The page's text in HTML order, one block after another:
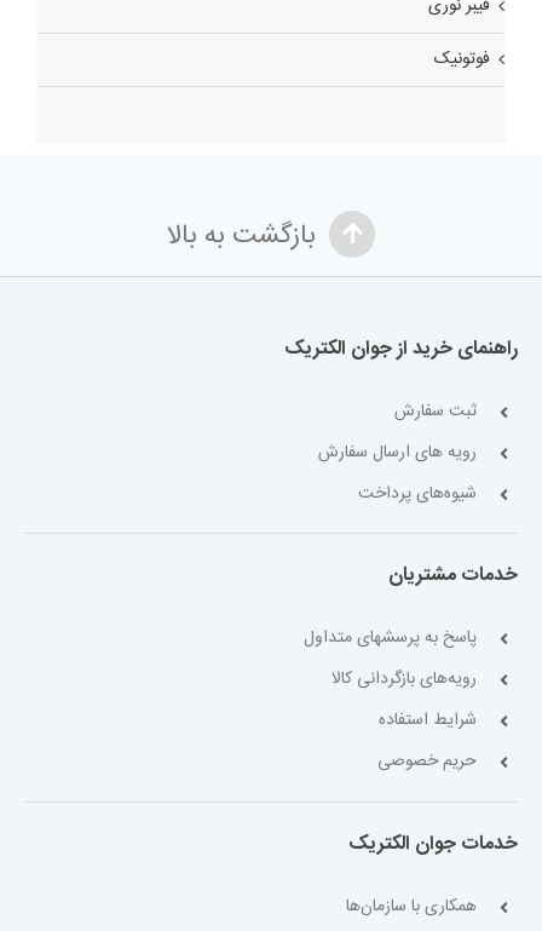
فیبر نوری
فوتونیک
بازگشت به بالا
راهنمای خرید از جوان الکتریک
ثبت سفارش
رویه های ارسال سفارش
شیوه‌های پرداخت
خدمات مشتریان
پاسخ به پرسشهای متداول
رویه‌های بازگردانی کالا
شرایط استفاده
حریم خصوصی
خدمات جوان الکتریک
همکاری با سازمان‌ها